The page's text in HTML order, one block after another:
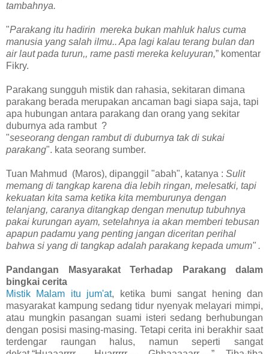
tambahnya.
"Parakang itu hadirin mereka bukan mahluk halus cuma
manusia yang salah ilmu.. Apa lagi kalau terang bulan dan
air laut pada turun,, rame pasti mereka keluyuran,” komentar
Fikry.
Parakang sungguh mistik dan rahasia, sekitaran dimana
parakang berada merupakan ancaman bagi siapa saja, tapi
apa hubungan antara parakang dan orang yang sekitar
duburnya ada rambut ?
"seseorang dengan rambut di duburnya tak di sukai
parakang". kata seorang sumber.
Tuan Mahmud (Maros), dipanggil "abah", katanya : Sulit
memang di tangkap karena dia lebih ringan, melesatki, tapi
kekuatan kita sama ketika kita memburunya dengan
telanjang, caranya ditangkap dengan menutup tubuhnya
pakai kurungan ayam, setelahnya ia akan memberi tebusan
apapun padamu yang penting jangan diceritan perihal
bahwa si yang di tangkap adalah parakang kepada umum" .
Pandangan Masyarakat Terhadap Parakang dalam
bingkai cerita
Mistik Malam itu jum'at, ketika bumi sangat hening dan
masyarakat kampung sedang tidur nyenyak melayari mimpi,
atau mungkin pasangan suami isteri sedang berhubungan
dengan posisi masing-masing. Tetapi cerita ini berakhir saat
terdengar raungan halus, namun seperti sangat